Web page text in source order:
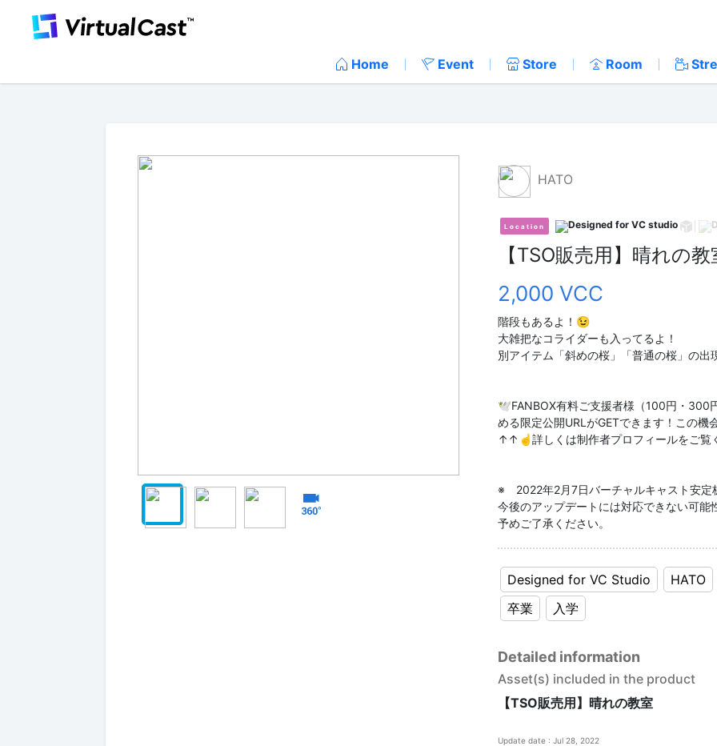
Home Event Store Room
HATO
Location
【TSO販売用】晴れの教
2,000 VCC
階段もあるよ！😉
大雑把なコライダーも入ってるよ！
別アイテム「斜めの桜」「普通の桜」の出
🕊FANBOX有料ご支援者様（100円・300
める限定公開URLがGETできます！この機
↑↑☝詳しくは制作者プロフィールをご
※ 2022年2月7日バーチャルキャスト安定
今後のアップデートには対応できない可能
予めご了承ください。
Designed for VC Studio HATO
卒業
入学
Detailed information
Asset(s) included in the product
【TSO販売用】晴れの教室
Update date : Jul 28, 2022